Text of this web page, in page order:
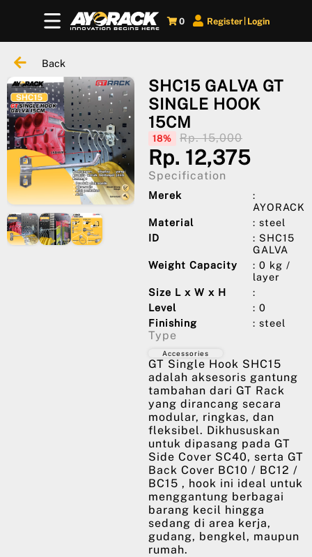
0 Register Login
Back
SHC15 GALVA GT
SINGLE HOOK
15CM
18% Rp. 15,000
Rp. 12,375
Specification
Merek
:
AYORACK
Material
: steel
ID
: SHC15
GALVA
Weight Capacity
: 0 kg /
layer
Size L x W x H
:
Level
: 0
Finishing
: steel
Type
Accessories
GT Single Hook SHC15
adalah aksesoris gantung
tambahan dari GT Rack
yang dirancang secara
modular, ringkas, dan
fleksibel. Dikhususkan
untuk dipasang pada GT
Side Cover SC40, serta GT
Back Cover BC10 / BC12 /
BC15 , hook ini ideal untuk
menggantung berbagai
barang kecil hingga
sedang di area kerja,
gudang, bengkel, maupun
rumah.